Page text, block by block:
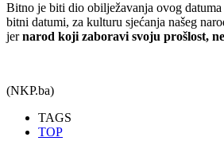
Bitno je biti dio obilježavanja ovog
bitni datumi, za kulturu sjećanja našeg
jernarod koji zaboravi svoju prošlost,
(NKP.ba)
TAGS
TOP